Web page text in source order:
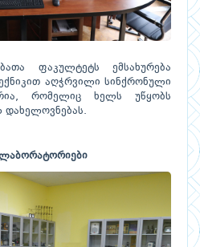
ფაკულტეტს ემსახურება
აღჭრვილი სინქრონული
რომელიც ხელს უწყობს
დახელოვნებას.